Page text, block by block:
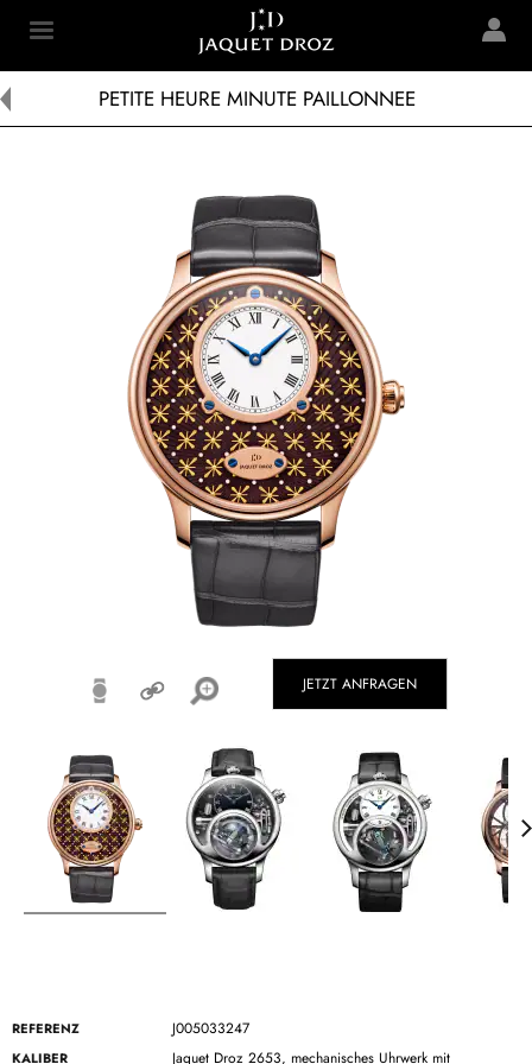
content
Jaquet Droz
PETITE HEURE MINUTE PAILLONNEE
JETZT ANFRAGEN
REFERENZ J005033247
KALIBER Jaquet Droz 2653, mechanisches Uhrwerk mit